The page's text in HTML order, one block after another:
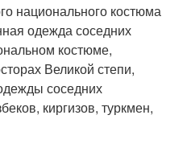
национального костюма
одежда соседних
костюме,
Великой степи,
соседних
киргизов, туркмен,